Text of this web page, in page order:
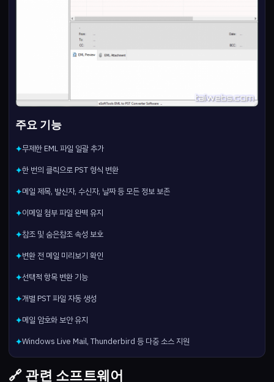
주요 기능
✦무제한 EML 파일 일괄 추가
✦한 번의 클릭으로 PST 형식 변환
✦메일 제목, 발신자, 수신자, 날짜 등 모든 정보 보존
✦이메일 첨부 파일 완벽 유지
✦참조 및 숨은참조 속성 보호
✦변환 전 메일 미리보기 확인
✦선택적 항목 변환 기능
✦개별 PST 파일 자동 생성
✦메일 암호화 보안 유지
✦Windows Live Mail, Thunderbird 등 다중 소스 지원
🔗 관련 소프트웨어